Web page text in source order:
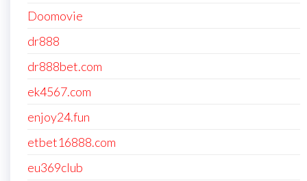
Doomovie
dr888
dr888bet.com
ek4567.com
enjoy24.fun
etbet16888.com
eu369club